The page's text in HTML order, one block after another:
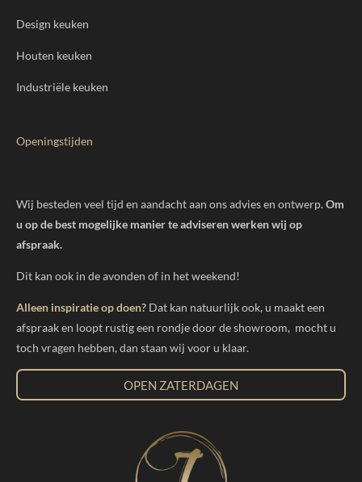
Design keuken
Houten keuken
Industriële keuken
Openingstijden
Wij besteden veel tijd en aandacht aan ons advies en ontwerp.Om
u op de best mogelijke manier te adviseren werken wij op
afspraak.
Dit kan ook in de avonden of in het weekend!
Alleen inspiratie op doen? Dat kan natuurlijk ook, u maakt een
afspraak en loopt rustig een rondje door de showroom, mocht u
toch vragen hebben, dan staan wij voor u klaar.
OPEN ZATERDAGEN